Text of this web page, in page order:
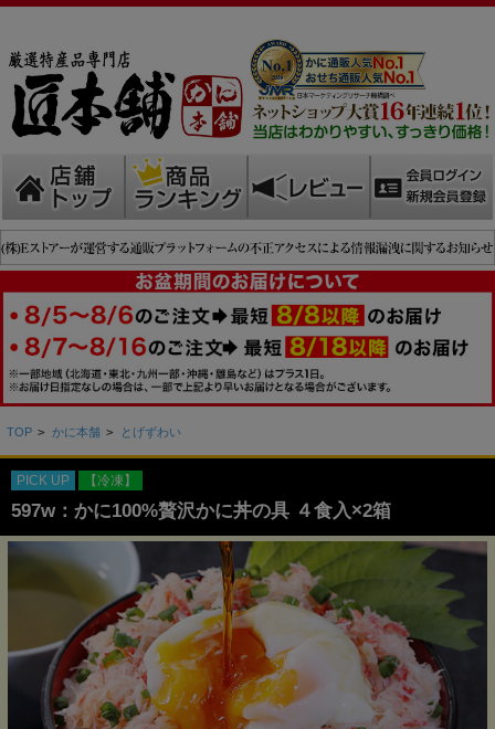
TOP > かに本舗 > とげずわい
PICK UP 【冷凍】
597w：かに100%贅沢かに丼の具 ４食入×2箱